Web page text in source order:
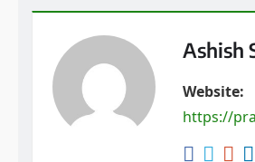
Ashish
Website:
https://